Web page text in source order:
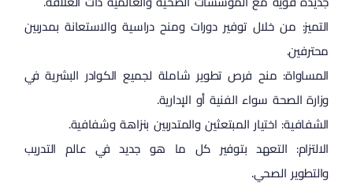
التميز: من خلال توفير دورات ومنح دراسية والاستعانة بمدربين
محترفين.
المساواة: منح فرص تطوير شاملة لجميع الكوادر البشرية في
وزارة الصحة سواء الفنية أو الإدارية.
الشفافية: اختيار المبتعثين والمتدربين بنزاهة وشفافية.
الالتزام: التعهد بتوفير كل ما هو جديد في عالم التدريب
والتطوير الصحي.